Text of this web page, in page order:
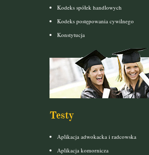
Kodeks spółek handlowych
Kodeks postępowania cywilnego
Konstytucja
Testy
Aplikacja adwokacka i radcowska
Aplikacja komornicza